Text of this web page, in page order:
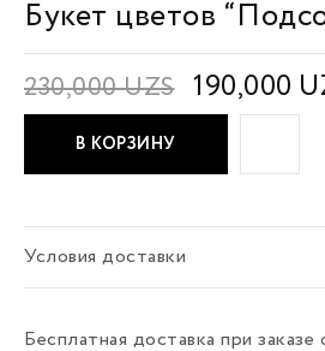
Букет цветов
230,000UZS 190,000
В КОРЗИНУ
Условия доставки
Бесплатная доставка при заказе